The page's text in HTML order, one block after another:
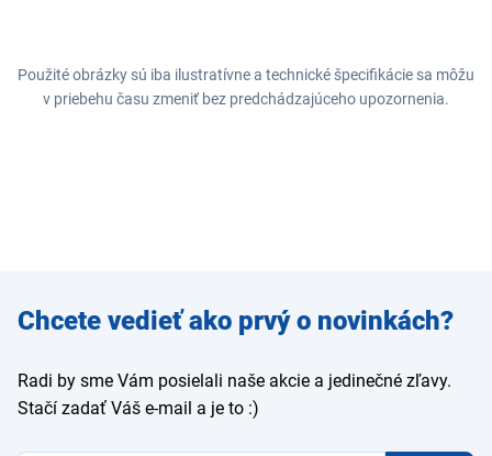
Použité obrázky sú iba ilustratívne a technické špecifikácie sa môžu
v priebehu času zmeniť bez predchádzajúceho upozornenia.
Zadajte
e-mail
Chcete vedieť ako prvý o novinkách?
Radi by sme Vám posielali naše akcie a jedinečné zľavy.
Stačí zadať Váš e-mail a je to :)